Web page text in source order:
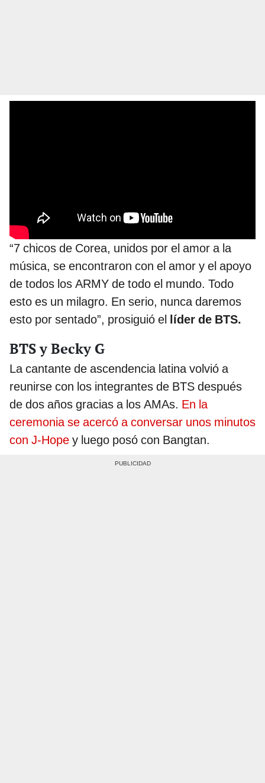
“7 chicos de Corea, unidos por el amor a la
música, se encontraron con el amor y el apoyo
de todos los ARMY de todo el mundo. Todo
esto es un milagro. En serio, nunca daremos
esto por sentado”, prosiguió el líder de BTS.
BTS y Becky G
La cantante de ascendencia latina volvió a
reunirse con los integrantes de BTS después
de dos años gracias a los AMAs. En la
ceremonia se acercó a conversar unos minutos
con J-Hope y luego posó con Bangtan.